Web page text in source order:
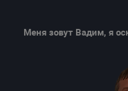
Меня зовут Вадим, я